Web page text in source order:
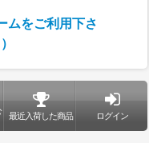
ムをご利用下さ
最近入荷した商品 ログイン